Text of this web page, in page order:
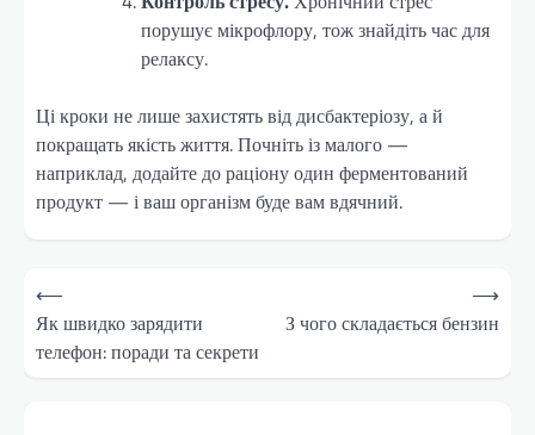
порушує мікрофлору, тож знайдіть час для
релаксу.
Ці кроки не лише захистять від дисбактеріозу, а й
покращать якість життя. Почніть із малого —
наприклад, додайте до раціону один ферментований
продукт — і ваш організм буде вам вдячний.
Навігація
записів
⟵
Як швидко зарядити
телефон: поради та секрети
З чого складається бензин
⟶